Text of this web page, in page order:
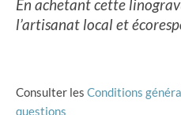
En achetant cette
l’artisanat local et
Consulter les Conditions
questions